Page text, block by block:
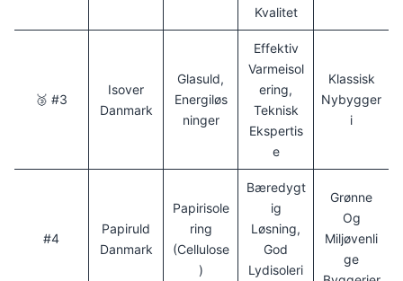
Kvalitet
🥉 #3
Isover
Danmark
Glasuld,
Energiløs
Ninger
Effektiv
Varmeisol
Ering,
Teknisk
Ekspertis
E
Klassisk
Nybygger
I
#4
Papiruld
Danmark
Papirisole
Ring
(cellulose
)
Bæredygt
Ig
Løsning,
God
Lydisoleri
Grønne
Og
Miljøvenli
Ge